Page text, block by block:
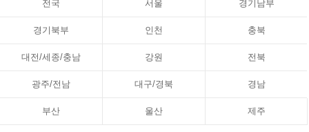
전국 서울 경기남부
경기북부 인천 충북
대전/세종/충남 강원 전북
광주/전남 대구/경북 경남
부산 울산 제주